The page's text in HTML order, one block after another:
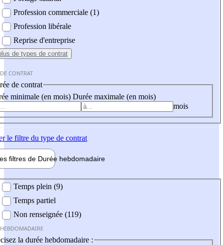
Profession commerciale (1)
Profession libérale
Reprise d'entreprise
de types de contrat
CONTRAT
de contrat
minimale (en mois) Durée maximale (en mois)
mois
le filtre du type de contrat
filtres de Durée hebdomadaire
Temps plein (9)
Temps partiel
Non renseignée (119)
la durée hebdomadaire :